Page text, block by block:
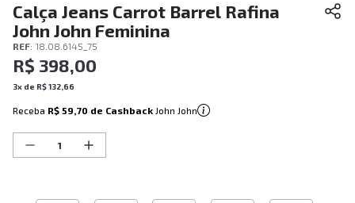
Calça Jeans Carrot Barrel Rafina
John John Feminina
REF: 18.08.6145_75
R$ 398,00
3x de R$132 66
Receba R$ 59,70 de Cashback John John